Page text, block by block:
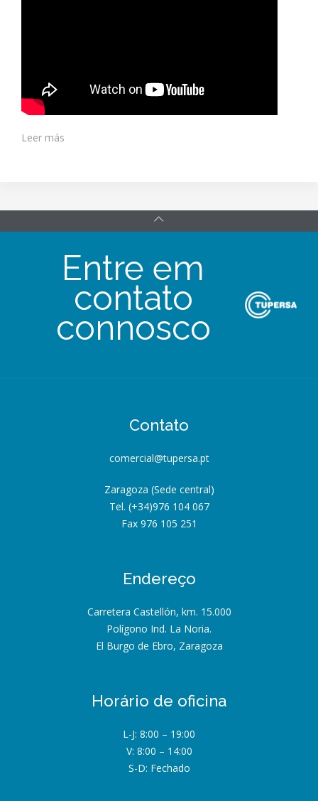
Leer más
Entre em
contato
connosco
Contato
comercial@tupersa.pt
Zaragoza (Sede central)
Tel. (+34)976 104 067
Fax 976 105 251
Endereço
Carretera Castellón, km. 15.000
Polígono Ind. La Noria.
El Burgo de Ebro, Zaragoza
Horário de oficina
L-J: 8:00 – 19:00
V: 8:00 – 14:00
S-D: Fechado